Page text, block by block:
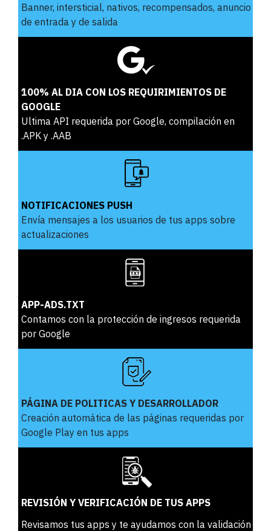
Banner, intersticial, nativos, recompensados, anuncio
de entrada y de salida
100% AL DIA CON LOS REQUIRIMIENTOS DE
GOOGLE
Ultima API requerida por Google, compilación en
.APK y .AAB
NOTIFICACIONES PUSH
Envía mensajes a los usuarios de tus apps sobre
actualizaciones
APP-ADS.TXT
Contamos con la protección de ingresos requerida
por Google
PÁGINA DE POLITICAS Y DESARROLLADOR
Creación automática de las páginas requeridas por
Google Play en tus apps
REVISIÓN Y VERIFICACIÓN DE TUS APPS
Revisamos tus apps y te ayudamos con la validación